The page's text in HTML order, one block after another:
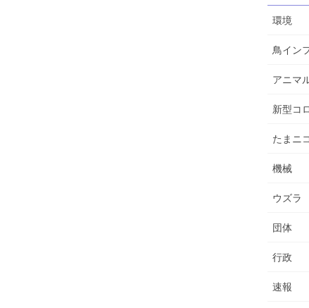
環境
鳥イン
アニマ
新型コ
たまニ
機械
ウズラ
団体
行政
速報